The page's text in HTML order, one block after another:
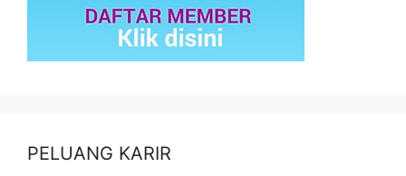
PELUANG KARIR